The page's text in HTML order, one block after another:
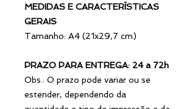
MEDIDAS E CARACTERÍSTICAS
GERAIS
Tamanho: A4 (21x29,7 cm)
PRAZO PARA ENTREGA: 24 a 72h
Obs.: O prazo pode variar ou se
estender, dependendo da